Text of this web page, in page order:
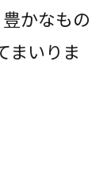
かなもの
まいりま